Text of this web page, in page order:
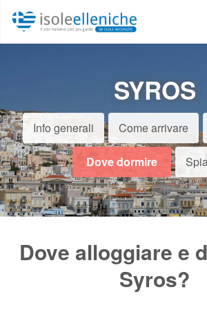
SYROS
Info generali Come arrivare
Dove dormire
Dove alloggiare e
Syros?